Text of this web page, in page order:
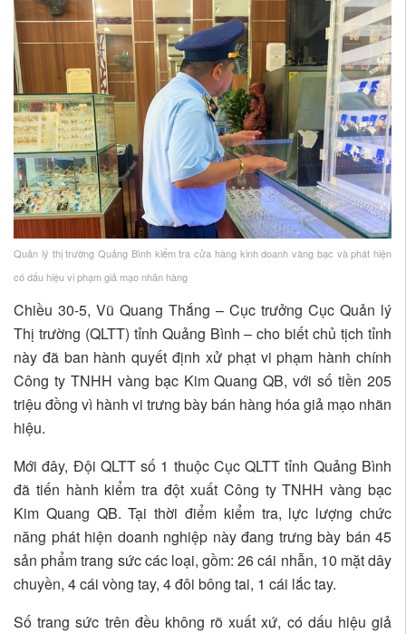
Quản lý thị trường Quảng Bình kiểm tra cửa hàng kinh doanh vàng bạc và phát hiện
có dấu hiệu vi phạm giả mạo nhãn hàng
Chiều 30-5, Vũ Quang Thắng – Cục trưởng Cục Quản lý
Thị trường (QLTT) tỉnh Quảng Bình – cho biết chủ tịch tỉnh
này đã ban hành quyết định xử phạt vi phạm hành chính
Công ty TNHH vàng bạc Kim Quang QB, với số tiền 205
triệu đồng vì hành vi trưng bày bán hàng hóa giả mạo nhãn
hiệu.
Mới đây, Đội QLTT số 1 thuộc Cục QLTT tỉnh Quảng Bình
đã tiến hành kiểm tra đột xuất Công ty TNHH vàng bạc
Kim Quang QB. Tại thời điểm kiểm tra, lực lượng chức
năng phát hiện doanh nghiệp này đang trưng bày bán 45
sản phẩm trang sức các loại, gồm: 26 cái nhẫn, 10 mặt dây
chuyền, 4 cái vòng tay, 4 đôi bông tai, 1 cái lắc tay.
Số trang sức trên đều không rõ xuất xứ, có dấu hiệu giả